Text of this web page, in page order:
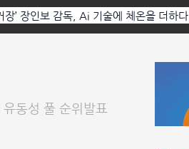
장’ 장인보 감독, Ai 기술에 체온을 더하다,
애니멀 아트 페스티벌’ 성황리에 막 내려
동성 풀 순위발표